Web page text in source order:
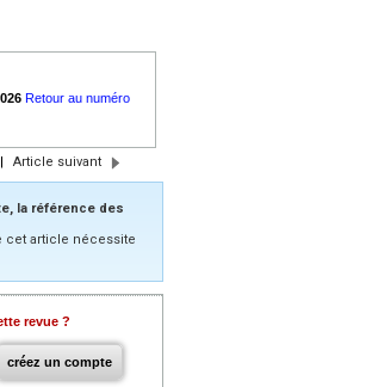
Retour au numéro
| Article suivant
la référence des
cet article nécessite
revue ?
créez un compte